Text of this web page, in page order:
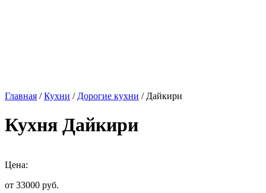
Главная /Кухни / Дорогие кухни / Дайкири
Кухня Дайкири
Цена:
от 33000 руб.